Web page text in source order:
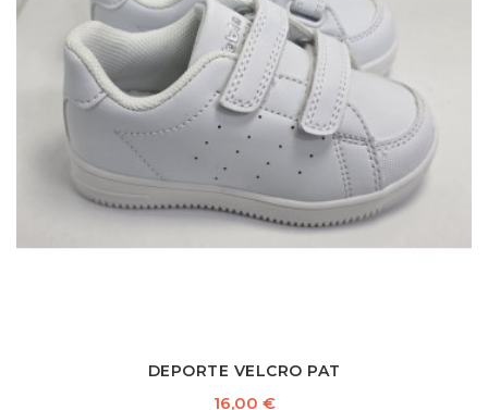
DEPORTE VELCRO PAT
Precio
16,00 €